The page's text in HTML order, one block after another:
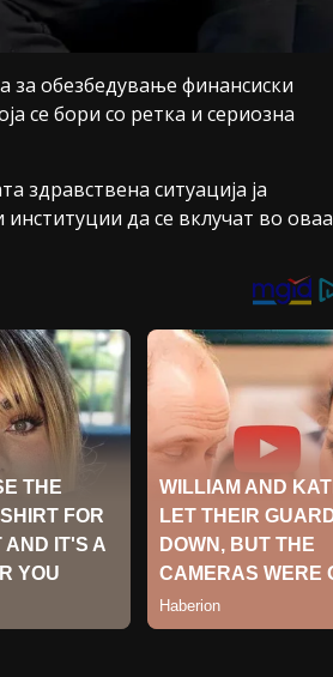
за обезбедување финансиски
се бори со ретка и сериозна
здравствена ситуација ја
да се вклучат во оваа